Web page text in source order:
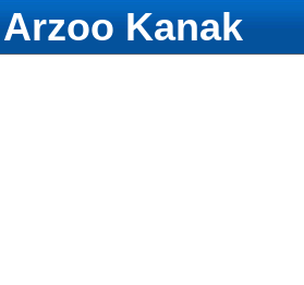
Arzoo Kanak